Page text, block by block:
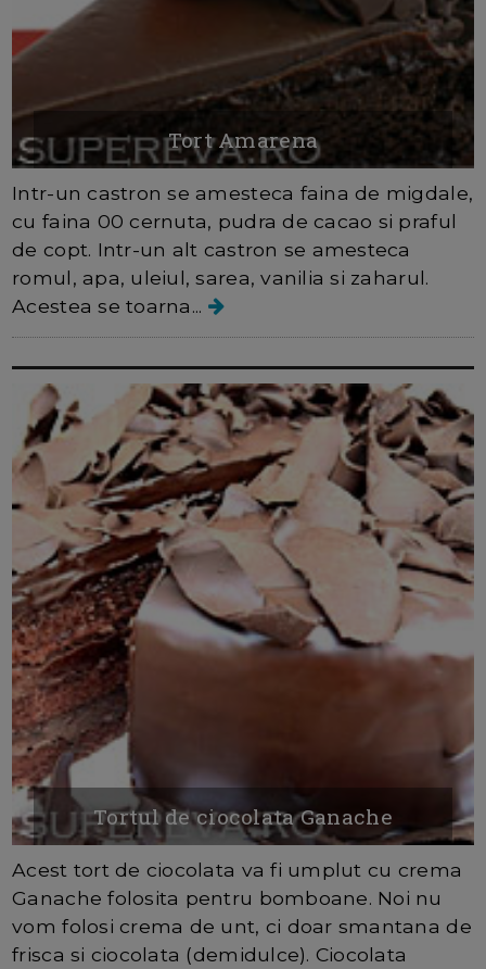
Tort Amarena
Intr-un castron se amesteca faina de migdale,
cu faina 00 cernuta, pudra de cacao si praful
de copt. Intr-un alt castron se amesteca
romul, apa, uleiul, sarea, vanilia si zaharul.
Acestea se toarna...
Tortul de ciocolata Ganache
Acest tort de ciocolata va fi umplut cu crema
Ganache folosita pentru bomboane. Noi nu
vom folosi crema de unt, ci doar smantana de
frisca si ciocolata (demidulce). Ciocolata